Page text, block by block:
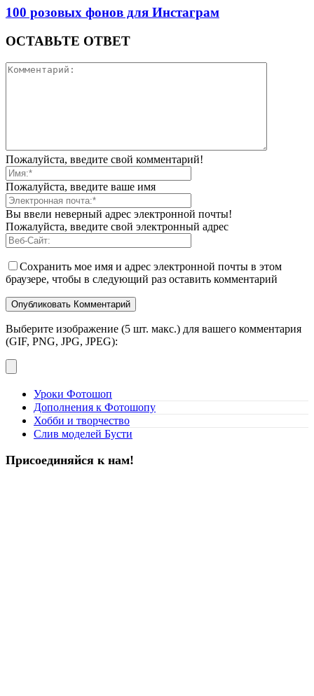
100 розовых фонов для Инстаграм
ОСТАВЬТЕ ОТВЕТ
Пожалуйста, введите свой комментарий!
Пожалуйста, введите ваше имя
Вы ввели неверный адрес электронной почты!
Пожалуйста, введите свой электронный адрес
Сохранить мое имя и адрес электронной почты в этом
браузере, чтобы в следующий раз оставить комментарий
Выберите изображение (5 шт. макс.) для вашего комментария
(GIF, PNG, JPG, JPEG):
Уроки Фотошоп
Дополнения к Фотошопу
Хобби и творчество
Слив моделей Бусти
Присоединяйся к нам!